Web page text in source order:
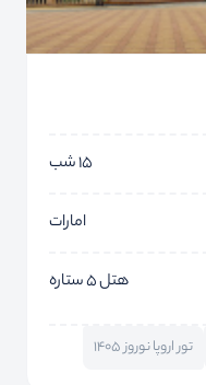
15 شب
امارات
هتل 5 ستاره
تور اروپا نوروز 1405